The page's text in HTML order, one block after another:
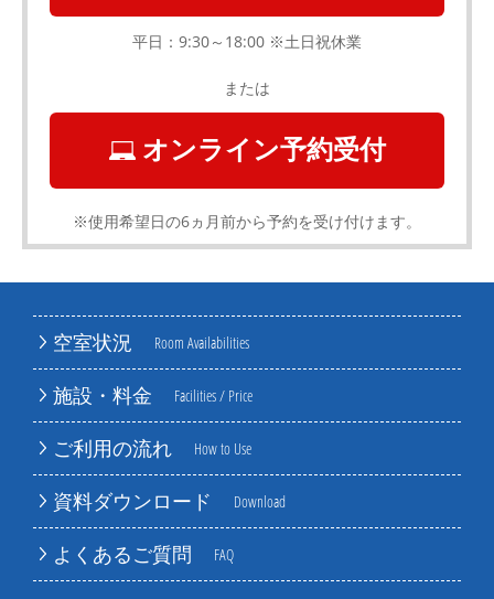
空室状況 Room Availabilities
施設・料金 Facilities / Price
ご利用の流れ How to Use
資料ダウンロード Download
よくあるご質問 FAQ
平日：9:30～18:00 ※土日祝休業
または
オンライン予約受付
※使用希望日の6ヵ月前から予約を受け付けます。